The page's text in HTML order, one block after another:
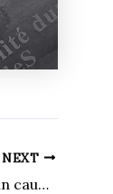
NEXT
« Je me sens comme dans un cauchemar » – Laurence Vincent-Lapointe